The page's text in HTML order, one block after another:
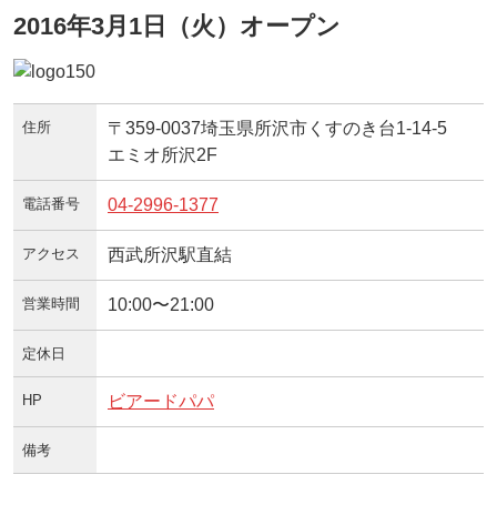
2016年3月1日（火）オープン
住所
〒359-0037埼玉県所沢市くすのき台1-14-5
エミオ所沢2F
電話番号 04-2996-1377
アクセス 西武所沢駅直結
営業時間 10:00〜21:00
定休日
HP ビアードパパ
備考